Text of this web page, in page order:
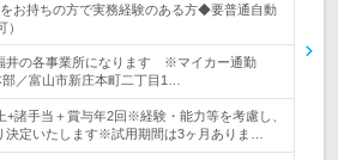
お持ちの方で実務経験のある方◆要普通自動
）
井の各事業所になります ※マイカー通勤
／富山市新庄本町二丁目1…
諸手当＋賞与年2回※経験・能力等を考慮し、
決定いたします※試用期間は3ヶ月ありま…